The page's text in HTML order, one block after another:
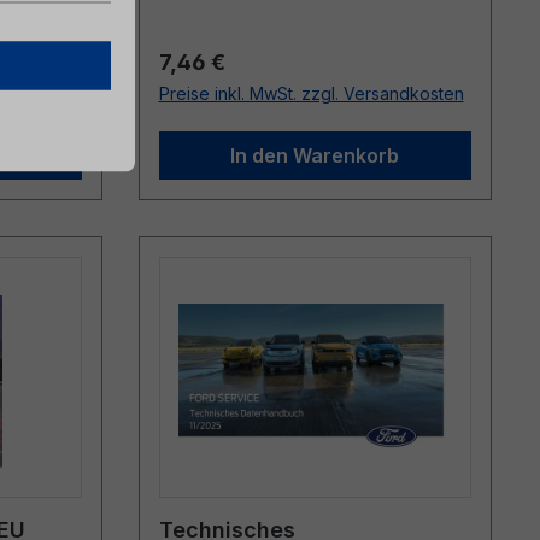
Regulärer Preis:
7,46 €
Preise inkl. MwSt. zzgl. Versandkosten
In den Warenkorb
Technisches